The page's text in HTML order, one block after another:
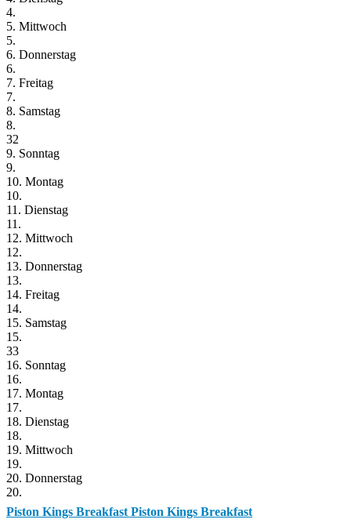
4.
5. Mittwoch
5.
6. Donnerstag
6.
7. Freitag
7.
8. Samstag
8.
32
9. Sonntag
9.
10. Montag
10.
11. Dienstag
11.
12. Mittwoch
12.
13. Donnerstag
13.
14. Freitag
14.
15. Samstag
15.
33
16. Sonntag
16.
17. Montag
17.
18. Dienstag
18.
19. Mittwoch
19.
20. Donnerstag
20.
Piston Kings Breakfast Piston Kings Breakfast